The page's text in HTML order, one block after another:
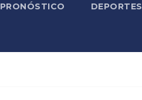
PRONÓSTICO DEPORTES